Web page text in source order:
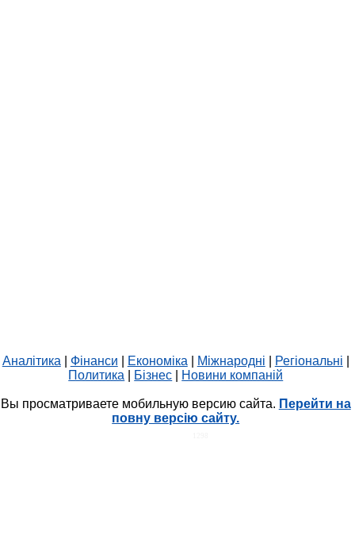
Аналітика Фінанси Економіка Міжнародні Регіональні
Политика
Бізнес Новини компаній
Вы просматриваете мобильную версию сайта. Перейти на
повну версію сайту.